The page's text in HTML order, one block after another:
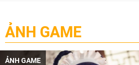
ẢNH GAME
ẢNH GAME